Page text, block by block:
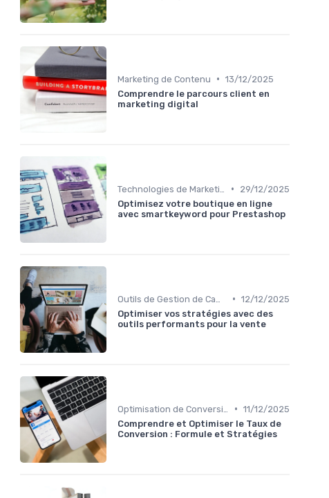
Marketing de Contenu • 13/12/2025
Comprendre le parcours client en
marketing digital
•
29/12/2025
Optimisez votre boutique en ligne
avec smartkeyword pour Prestashop
• 12/12/2025
Optimiser vos stratégies avec des
outils performants pour la vente
• 11/12/2025
Comprendre et Optimiser le Taux de
Conversion : Formule et Stratégies